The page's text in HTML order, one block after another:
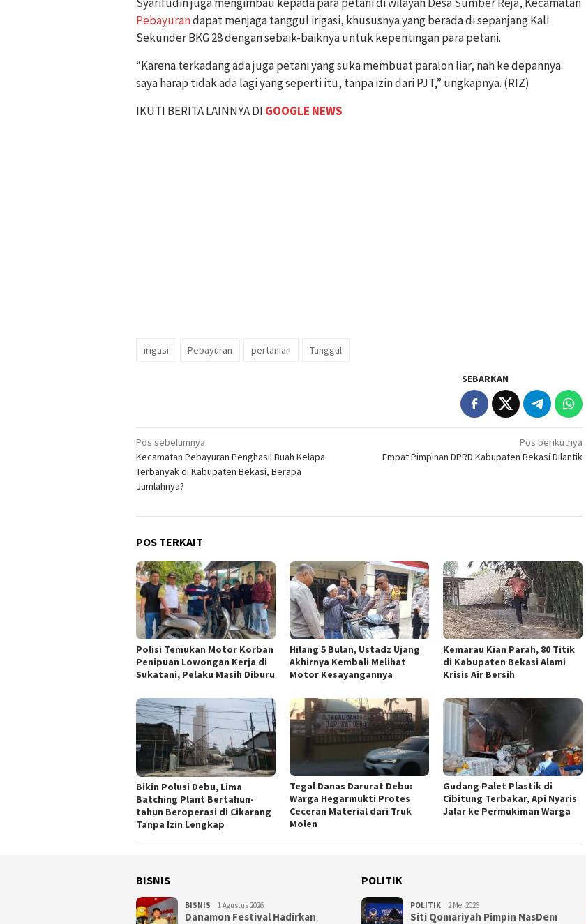
Pebayurandapat menjaga tanggul irigasi, khususnya yang berada di sepanjang Kali
Sekunder BKG 28 dengan sebaik-baiknya untuk kepentingan para petani.
“Karena terkadang ada juga petani yang suka membuat paralon liar, nah ke depannya
saya harap tidak ada lagi yang seperti itu, tanpa izin dari PJT,” ungkapnya. (RIZ)
IKUTI BERITA LAINNYA DI GOOGLE NEWS
irigasi Pebayuran pertanian Tanggul
SEBARKAN
Navigasi
pos
Pos sebelumnya
Kecamatan Pebayuran Penghasil Buah Kelapa
Terbanyak di Kabupaten Bekasi, Berapa
Jumlahnya?
Pos berikutnya
Empat Pimpinan DPRD Kabupaten Bekasi Dilantik
POS TERKAIT
Polisi Temukan Motor Korban
Penipuan Lowongan Kerja di
Sukatani, Pelaku Masih Diburu
Hilang 5 Bulan, Ustadz Ujang
Akhirnya Kembali Melihat
Motor Kesayangannya
Kemarau Kian Parah, 80 Titik
di Kabupaten Bekasi Alami
Krisis Air Bersih
Bikin Polusi Debu, Lima
Batching Plant Bertahun-
tahun Beroperasi di Cikarang
Tanpa Izin Lengkap
Tegal Danas Darurat Debu:
Warga Hegarmukti Protes
Ceceran Material dari Truk
Molen
Gudang Palet Plastik di
Cibitung Terbakar, Api Nyaris
Jalar ke Permukiman Warga
BISNIS
BISNIS 1 Agustus 2026
Danamon Festival Hadirkan
POLITIK
POLITIK 2 Mei 2026
Siti Qomariyah Pimpin NasDem